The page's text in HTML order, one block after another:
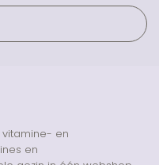
vitamine- en
en